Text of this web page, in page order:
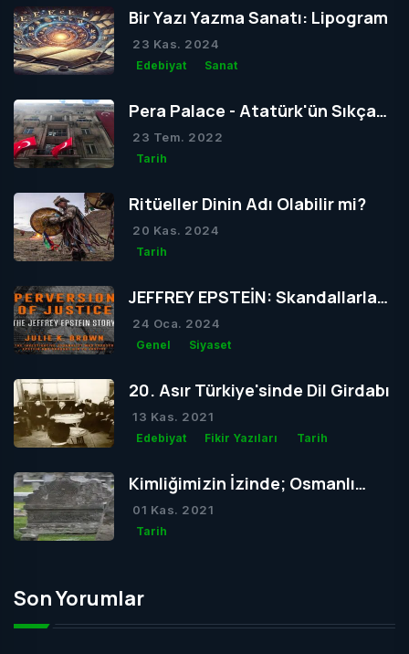
Bir Yazı Yazma Sanatı: Lipogram
23 Kas. 2024
Edebiyat Sanat
Pera Palace - Atatürk'ün Sıkça
Konakladığı Otel
23 Tem. 2022
Tarih
Ritüeller Dinin Adı Olabilir mi?
20 Kas. 2024
Tarih
JEFFREY EPSTEİN: Skandallarla
Dolu Bir Hayatın Ardındaki Gizem
24 Oca. 2024
Genel Siyaset
20. Asır Türkiye'sinde Dil Girdabı
13 Kas. 2021
Edebiyat Fikir Yazıları Tarih
Kimliğimizin İzinde; Osmanlı
Mezar Taşları
01 Kas. 2021
Tarih
Son Yorumlar